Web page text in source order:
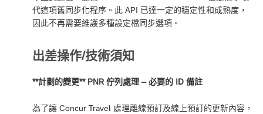
代這項舊同步化程序。此 API 已達一定的穩定性和成熟度，
因此不再需要維護多種設定檔同步選項。
出差操作/技術須知
**計劃的變更** PNR 佇列處理 – 必要的 ID 備註
為了讓 Concur Travel 處理離線預訂及線上預訂的更新內容，